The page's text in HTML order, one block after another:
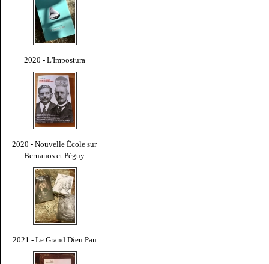
2020 - L'Impostura
2020 - Nouvelle École sur
Bernanos et Péguy
2021 - Le Grand Dieu Pan